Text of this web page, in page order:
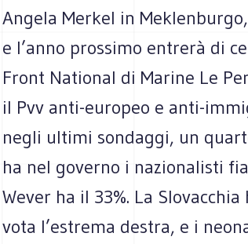
Angela Merkel in
e l’anno prossimo entrerà di
Front National di Marine Le
il Pvv anti-europeo e anti-
negli ultimi sondaggi, un
ha nel governo i nazionalisti
Wever ha il 33%. La
vota l’estrema destra, e i